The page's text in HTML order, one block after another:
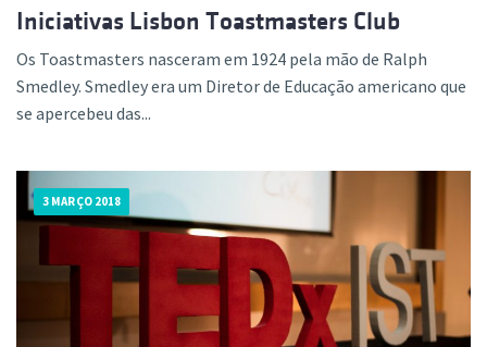
Iniciativas Lisbon Toastmasters Club
Os Toastmasters nasceram em 1924 pela mão de Ralph
Smedley. Smedley era um Diretor de Educação americano que
se apercebeu das...
3 MARÇO 2018